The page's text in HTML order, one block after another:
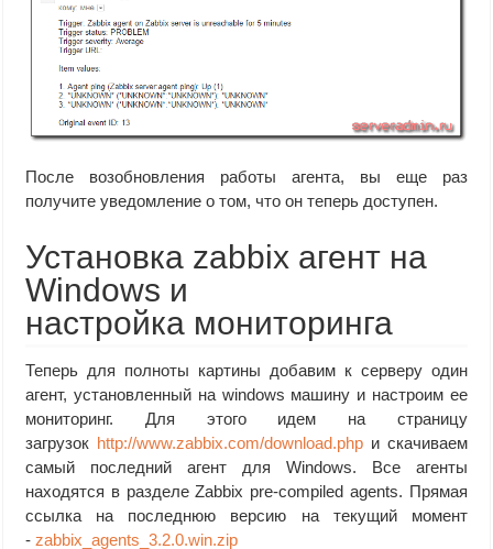
После возобновления работы агента, вы еще раз
получите уведомление о том, что он теперь доступен.
Установка zabbix агент на
Windows и
настройка мониторинга
Теперь для полноты картины добавим к серверу один
агент, установленный на windows машину и настроим ее
мониторинг. Для этого идем на страницу
загрузок http://www.zabbix.com/download.php и скачиваем
самый последний агент для Windows. Все агенты
находятся в разделе Zabbix pre-compiled agents. Прямая
ссылка на последнюю версию на текущий момент
-zabbix_agents_3.2.0.win.zip